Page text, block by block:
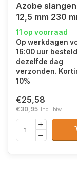
Azobe
12,5 mm 230
11 op voorraad
Op werkdagen
16:00 uur besteld,
dezelfde dag
verzonden.
10%
€25,58
€30,95 Incl. btw